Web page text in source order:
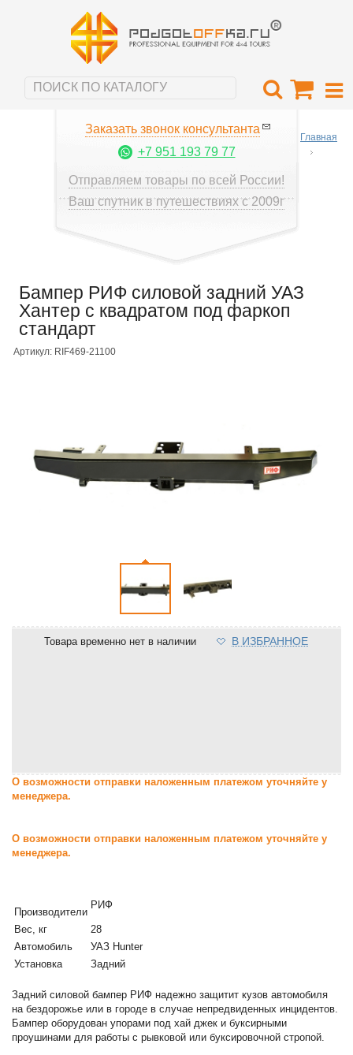
Заказать звонок консультанта
+7 951 193 79 77
Отправляем товары по всей России!
Ваш спутник в путешествиях с 2009г
Главная
Бампер РИФ силовой задний УАЗ
Хантер с квадратом под фаркоп
стандарт
Артикул: RIF469-21100
Товара временно нет в наличии В ИЗБРАННОЕ
О возможности отправки наложенным платежом уточняйте у
менеджера.
О возможности отправки наложенным платежом уточняйте у
менеджера.
Производители
РИФ
Вес, кг
28
Автомобиль
УАЗ Hunter
Установка
Задний
Задний силовой бампер РИФ надежно защитит кузов автомобиля
на бездорожье или в городе в случае непредвиденных инцидентов.
Бампер оборудован упорами под хай джек и буксирными
проушинами для работы с рывковой или буксировочной стропой.